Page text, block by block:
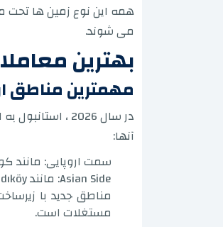
همه این نوع زمین ها تحت
می شوند.
بهترین
مهمترین مناطق
در سال 2026
آنها:
سمت اروپایی: مانند
Asian Side: مانند Kadıköy و Üsküdar که زمین را با قیمت های رقابتی با فرصت های رشد پایدار ارائه می دهند.
مستغلات است.